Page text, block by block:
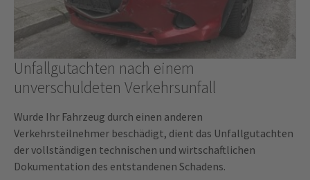
Unfallgutachten nach einem
unverschuldeten Verkehrsunfall
Wurde Ihr Fahrzeug durch einen anderen
Verkehrsteilnehmer beschädigt, dient das Unfallgutachten
der vollständigen technischen und wirtschaftlichen
Dokumentation des entstandenen Schadens.